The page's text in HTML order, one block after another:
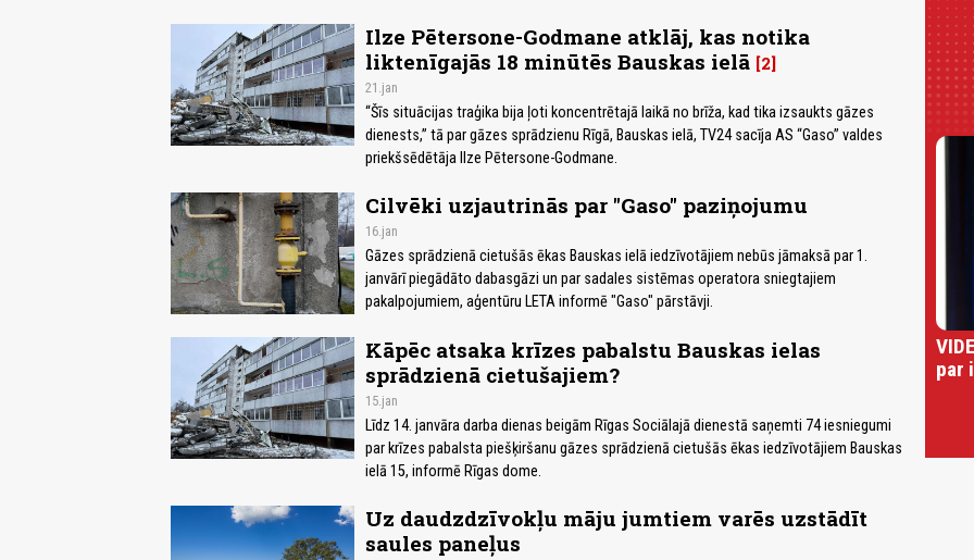
Ilze Pētersone-Godmane atklāj, kas notika
liktenīgajās 18 minūtēs Bauskas ielā 2
21.jan
“Šīs situācijas traģika bija ļoti koncentrētajā laikā no brīža, kad tika izsaukts gāzes
dienests,” tā par gāzes sprādzienu Rīgā, Bauskas ielā, TV24 sacīja AS “Gaso” valdes
priekšsēdētāja Ilze Pētersone-Godmane.
Cilvēki uzjautrinās par "Gaso" paziņojumu
16.jan
Gāzes sprādzienā cietušās ēkas Bauskas ielā iedzīvotājiem nebūs jāmaksā par 1.
janvārī piegādāto dabasgāzi un par sadales sistēmas operatora sniegtajiem
pakalpojumiem, aģentūru LETA informē "Gaso" pārstāvji.
Kāpēc atsaka krīzes pabalstu Bauskas ielas
sprādzienā cietušajiem?
15.jan
Līdz 14. janvāra darba dienas beigām Rīgas Sociālajā dienestā saņemti 74 iesniegumi
par krīzes pabalsta piešķiršanu gāzes sprādzienā cietušās ēkas iedzīvotājiem Bauskas
ielā 15, informē Rīgas dome.
Uz daudzdzīvokļu māju jumtiem varēs uzstādīt
saules paneļus
par